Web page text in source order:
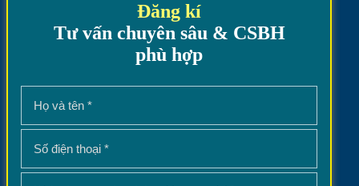
Đăng kí
Tư vấn chuyên sâu & CSBH
phù hợp